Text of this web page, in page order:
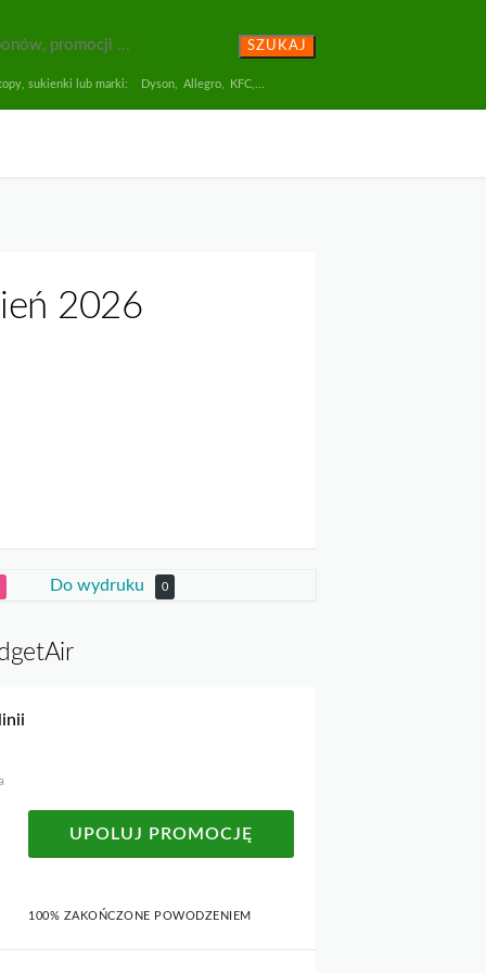
SZUKAJ
sukienki lub marki: Dyson Allegro KFC
2026
Do wydruku 0
UPOLUJ PROMOCJĘ
100% ZAKOŃCZONE POWODZENIEM